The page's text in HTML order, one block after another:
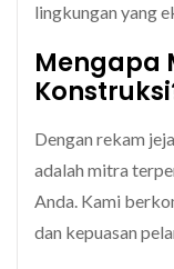
lingkungan yang
Mengapa
Dengan rekam
adalah mitra
Anda. Kami
dan kepuasan